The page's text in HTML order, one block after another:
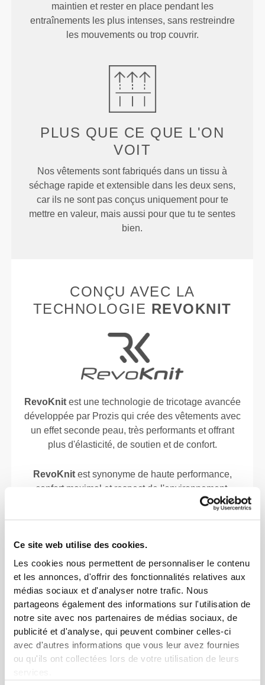
Ce site web utilise des cookies.
Les cookies nous permettent de personnaliser le contenu
et les annonces, d'offrir des fonctionnalités relatives aux
médias sociaux et d'analyser notre trafic. Nous
partageons également des informations sur l'utilisation de
notre site avec nos partenaires de médias sociaux, de
publicité et d'analyse, qui peuvent combiner celles-ci
avec d'autres informations que vous leur avez fournies
ou qu'ils ont collectées lors de votre utilisation de leurs
maintien et rester en place pendant les
entraînements les plus intenses, sans restreindre
les mouvements ou trop couvrir.
PLUS QUE CE QUE L'ON
VOIT
Nos vêtements sont fabriqués dans un tissu à
séchage rapide et extensible dans les deux sens,
car ils ne sont pas conçus uniquement pour te
mettre en valeur, mais aussi pour que tu te sentes
bien.
CONÇU AVEC LA
TECHNOLOGIE REVOKNIT
RevoKnitest une technologie de tricotage avancée
développée par Prozis qui crée des vêtements avec
un effet seconde peau, très performants et offrant
plus d'élasticité, de soutien et de confort.
RevoKnitest synonyme de haute performance,
confort maximal et respect de l'environnement.
TECHNOLOGIE DES FIBRES
PoliStretch© est notre technologie de fibre très
polyvalente, mise au point en laboratoire, qui t'offre